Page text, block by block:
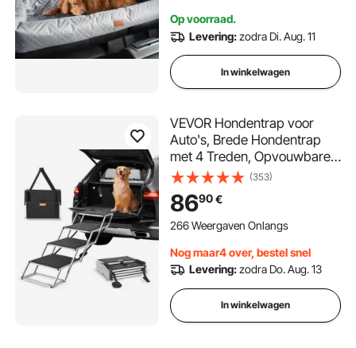
Honden tot 45 kg, Grijs
Op voorraad.
Levering:zodra Di. Aug. 11
In winkelwagen
VEVOR Hondentrap voor
Auto's, Brede Hondentrap
met 4 Treden, Opvouwbare
Hondentrap met
Antislipoppervlak, Draagbare
Hondentrap van
Lichtgewicht Aluminium voor
Ondersteunt tot 250 lbs
(353)
8690€
266 Weergaven Onlangs
Nog maar4 over, bestel snel
Levering:zodra Do. Aug. 13
In winkelwagen